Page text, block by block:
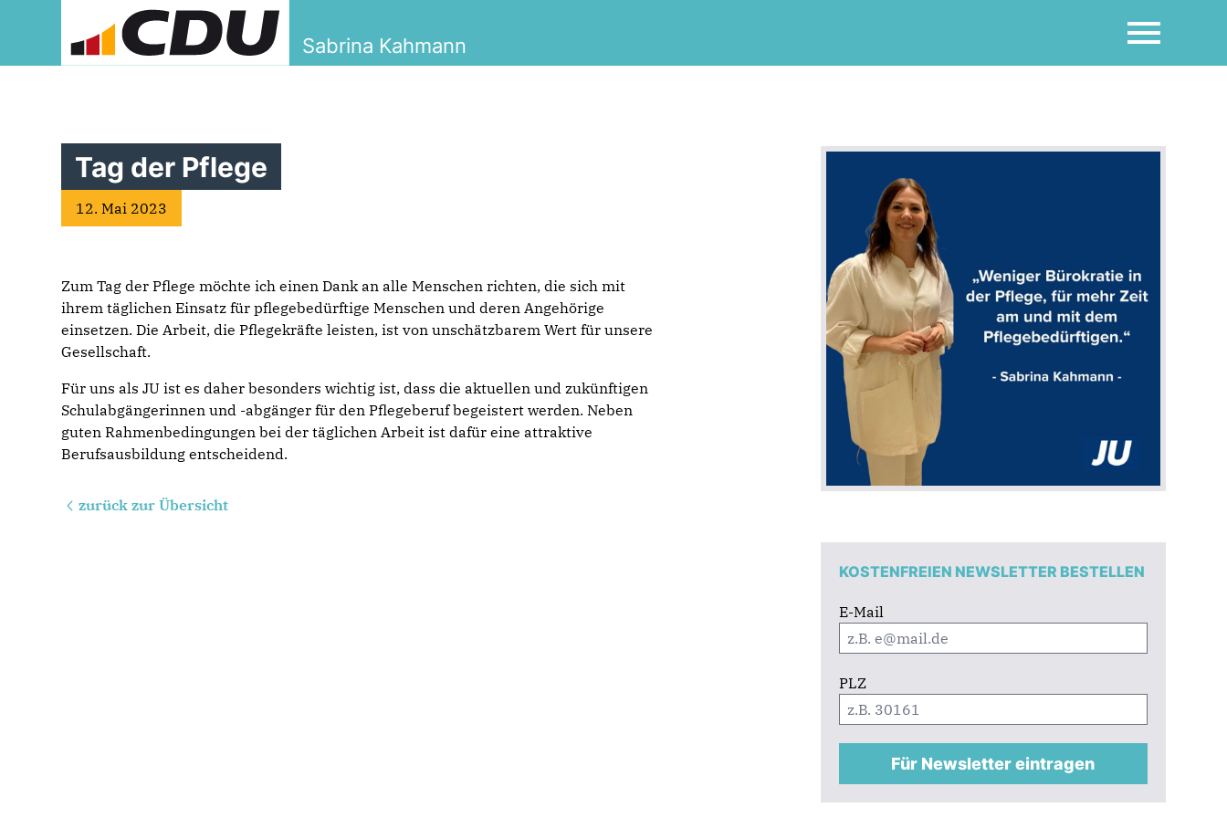
Sabrina Kahmann
KOSTENFREIEN NEWSLETTER BESTELLEN
E-Mail
PLZ
Für Newsletter eintragen
Tag der Pflege
12. Mai 2023
Zum Tag der Pflege möchte ich einen Dank an alle Menschen richten, die sich mit
ihrem täglichen Einsatz für pflegebedürftige Menschen und deren Angehörige
einsetzen. Die Arbeit, die Pflegekräfte leisten, ist von unschätzbarem Wert für unsere
Gesellschaft.
Für uns als JU ist es daher besonders wichtig ist, dass die aktuellen und zukünftigen
Schulabgängerinnen und -abgänger für den Pflegeberuf begeistert werden. Neben
guten Rahmenbedingungen bei der täglichen Arbeit ist dafür eine attraktive
Berufsausbildung entscheidend.
zurück zur Übersicht